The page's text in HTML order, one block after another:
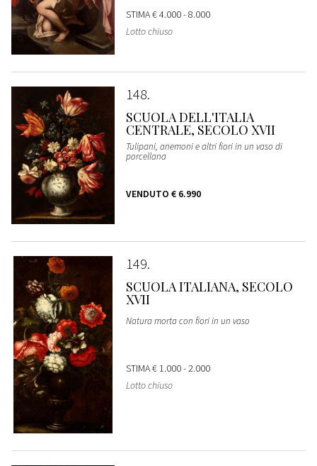
STIMA€ 4.000 - 8.000
Lotto chiuso
148
SCUOLA DELL'ITALIA
CENTRALE, SECOLO XVII
Tulipani, anemoni e altri fiori in un vaso di
porcellana
VENDUTO € 6.990
149
SCUOLA ITALIANA, SECOLO
XVII
Natura morta con fiori in un vaso
STIMA€ 1.000 - 2.000
Lotto chiuso